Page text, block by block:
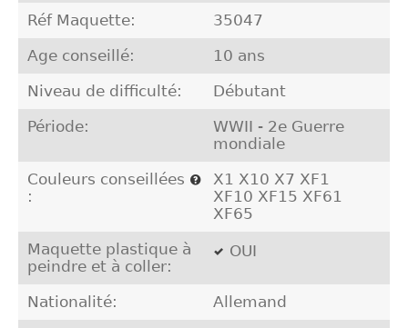
Réf Maquette: 35047
Age conseillé: 10 ans
Niveau de difficulté: Débutant
Période:
WWII - 2e Guerre
mondiale
Couleurs conseillées
:
X1 X10 X7 XF1
XF10 XF15 XF61
XF65
Maquette plastique à
peindre et à coller:
OUI
Nationalité: Allemand